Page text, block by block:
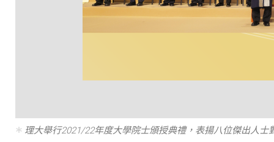
理大舉行2021/22年度大學院士頒授典禮，表揚八位傑出人士